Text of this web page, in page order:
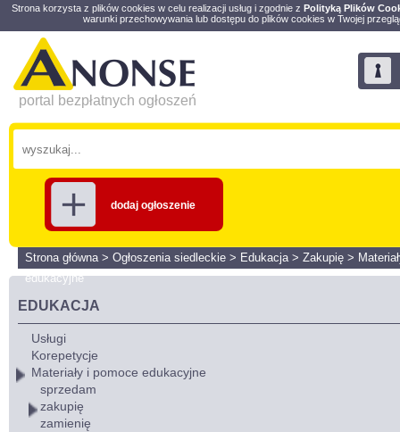
Strona korzysta z plików cookies w celu realizacji usług i zgodnie z Polityką Plików
warunki przechowywania lub dostępu do plików cookies w Twojej
portal bezpłatnych ogłoszeń
dodaj ogłoszenie
Strona główna> Ogłoszenia siedleckie > Edukacja> Zakupię >
edukacyjne
EDUKACJA
Usługi
Korepetycje
Materiały i pomoce edukacyjne
sprzedam
zakupię
zamienię